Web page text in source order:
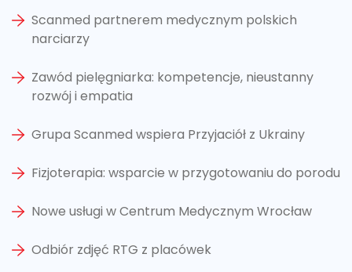
Scanmed partnerem medycznym polskich
narciarzy
Zawód pielęgniarka: kompetencje, nieustanny
rozwój i empatia
Grupa Scanmed wspiera Przyjaciół z Ukrainy
Fizjoterapia: wsparcie w przygotowaniu do porodu
Nowe usługi w Centrum Medycznym Wrocław
Odbiór zdjęć RTG z placówek